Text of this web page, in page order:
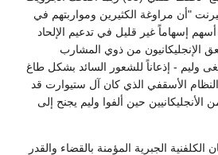
"أن مراوغة الكثيرين ومواربتهم في
إسهاماً غير قليل في تدعيم الإلحاد
"وصعق الإنجليكانيون من ذوي المشارب
وليم - إذعاناً للشعور السائد بشكل طاغ
الأسقفي الذي كان آل ستيوارت قد
حين ألفوا وليم يجنح إلى
الجبرية المؤمنة بالقضاء والقدر